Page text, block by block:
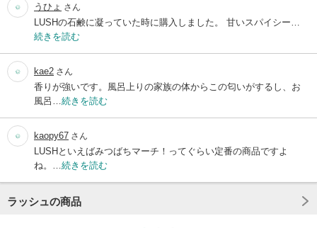
うひょ さん
LUSHの石鹸に凝っていた時に購入しました。 甘いスパイシー…
続きを読む
kae2 さん
香りが強いです。風呂上りの家族の体からこの匂いがするし、お
風呂… 続きを読む
kaopy67 さん
LUSHといえばみつばちマーチ！ってぐらい定番の商品ですよ
ね。… 続きを読む
ラッシュの商品